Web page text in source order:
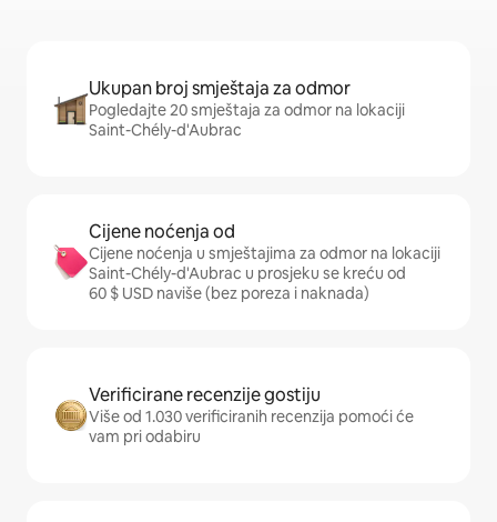
Ukupan broj smještaja za odmor
Pogledajte 20 smještaja za odmor na lokaciji
Saint-Chély-d'Aubrac
Cijene noćenja od
Cijene noćenja u smještajima za odmor na lokaciji
Saint-Chély-d'Aubrac u prosjeku se kreću od
60 $ USD naviše (bez poreza i naknada)
Verificirane recenzije gostiju
Više od 1.030 verificiranih recenzija pomoći će
vam pri odabiru